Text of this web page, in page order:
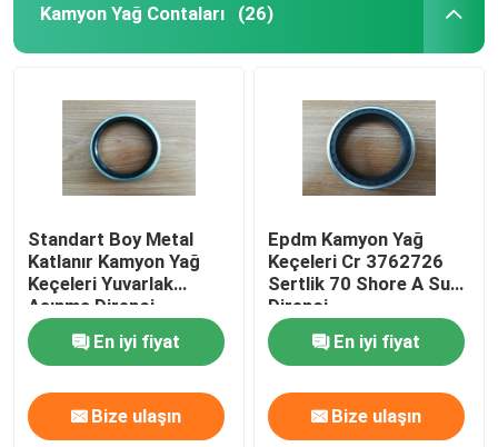
Kamyon Yağ Contaları (26)
Standart Boy Metal
Katlanır Kamyon Yağ
Keçeleri Yuvarlak
Aşınma Direnci
En iyi fiyat
Bize ulaşın
Epdm Kamyon Yağ
Keçeleri Cr 3762726
Sertlik 70 Shore A Su
Direnci
En iyi fiyat
Bize ulaşın